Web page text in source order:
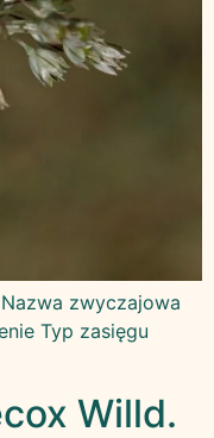
zwyczajowa
Typ zasięgu
Willd.